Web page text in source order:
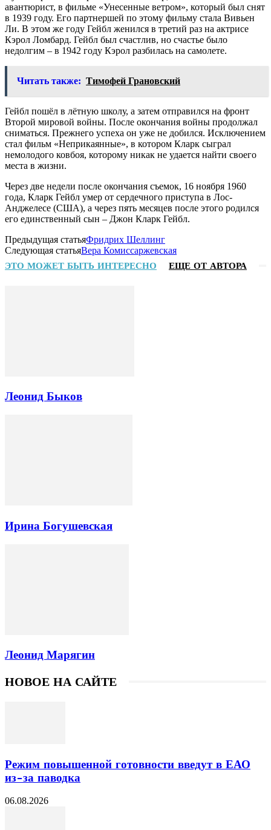
авантюрист, в фильме «Унесенные ветром», который был снят
в 1939 году. Его партнершей по этому фильму стала Вивьен
Ли. В этом же году Гейбл женился в третий раз на актрисе
Кэрол Ломбард. Гейбл был счастлив, но счастье было
недолгим – в 1942 году Кэрол разбилась на самолете.
Читать также: Тимофей Грановский
Гейбл пошёл в лётную школу, а затем отправился на фронт
Второй мировой войны. После окончания войны продолжал
сниматься. Прежнего успеха он уже не добился. Исключением
стал фильм «Неприкаянные», в котором Кларк сыграл
немолодого ковбоя, которому никак не удается найти своего
места в жизни.
Через две недели после окончания съемок, 16 ноября 1960
года, Кларк Гейбл умер от сердечного приступа в Лос-
Анджелесе (США), а через пять месяцев после этого родился
его единственный сын – Джон Кларк Гейбл.
Предыдущая статьяФридрих Шеллинг
Следующая статьяВера Комиссаржевская
ЭТО МОЖЕТ БЫТЬ ИНТЕРЕСНО ЕЩЕ ОТ АВТОРА
Леонид Быков
Ирина Богушевская
Леонид Марягин
НОВОЕ НА САЙТЕ
Режим повышенной готовности введут в ЕАО
из-за паводка
06.08.2026